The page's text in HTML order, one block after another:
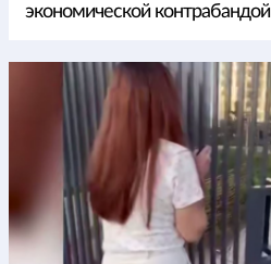
экономической контрабандой